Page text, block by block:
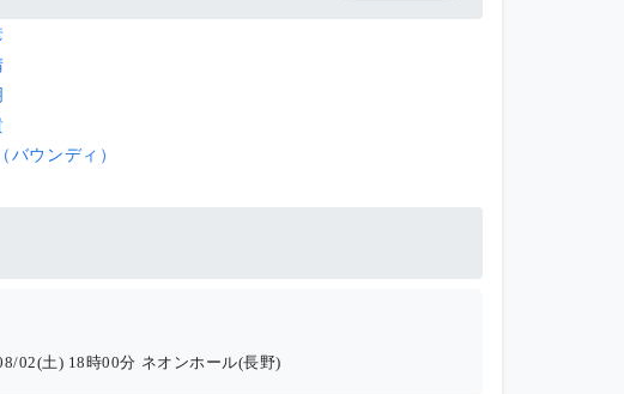
バウンディ）
02(土) 18時00分 ネオンホール(長野)